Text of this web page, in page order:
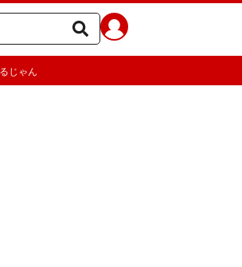
じゃん